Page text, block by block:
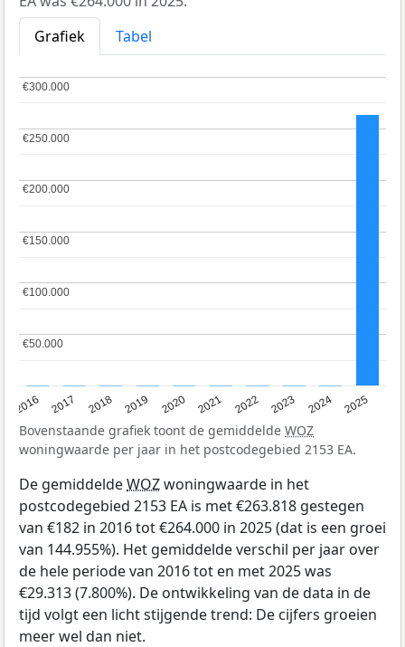
Grafiek
Tabel
2016 2017 2018 2019 2020 2021 2022 2023 2024 2025
€50.000
€50.000
€100.000
€100.000
€150.000
€150.000
€200.000
€200.000
€250.000
€250.000
€300.000
€300.000
Bovenstaande grafiek toont de gemiddelde WOZ
woningwaarde per jaar in het postcodegebied 2153 EA.
De gemiddeldeWOZwoningwaarde in het
postcodegebied 2153 EA is met €263.818 gestegen
van €182 in 2016 tot €264.000 in 2025 (dat is een groei
van 144.955%). Het gemiddelde verschil per jaar over
de hele periode van 2016 tot en met 2025 was
€29.313 (7.800%). De ontwikkeling van de data in de
tijd volgt een licht stijgende trend: De cijfers groeien
meer wel dan niet.